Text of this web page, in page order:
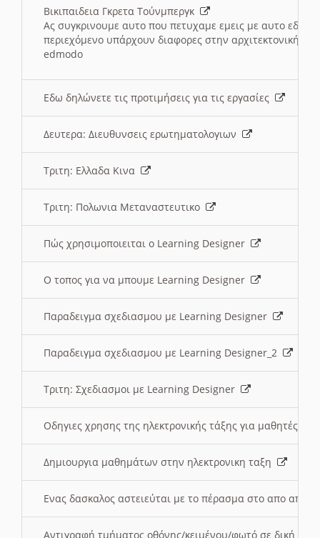
Βικιπαιδεια Γκρετα Τούνμπεργκ
Ας συγκρινουμε αυτο που πετυχαμε εμεις με αυτο εδω
περιεχόμενο υπάρχουν διαφορες στην αρχιτεκτονική
edmodo
Εδω δηλώνετε τις προτιμήσεις για τις εργασίες
Δευτερα: Διευθυνσεις ερωτηματολογιων
Τριτη: Ελλαδα Κινα
Τριτη: Πολωνια Μεταναστευτικο
Πώς χρησιμοποιειται ο Learning Designer
O τοπος για να μπουμε Learning Designer
Παραδειγμα σχεδιασμου με Learning Designer
Παραδειγμα σχεδιασμου με Learning Designer_2
Τριτη: Σχεδιασμοι με Learning Designer
Οδηγιες χρησης της ηλεκτρονικής τάξης για μαθητές
Δημιουργια μαθημάτων στην ηλεκτρονικη ταξη
Ενας δασκαλος αστειεύται με το πέρασμα στο απο
Αντιγραφή τμήματος οθόνης/κειμένου/φωτό σε δική